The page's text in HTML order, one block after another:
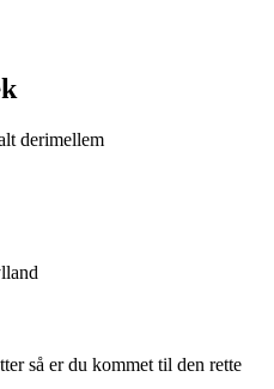
derimellem
så er du kommet til den rette